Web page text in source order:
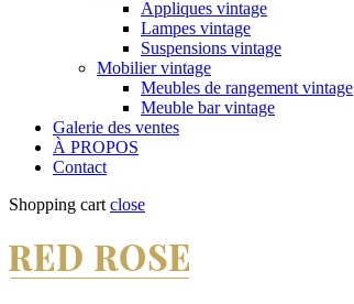
Appliques vintage
Lampes vintage
Suspensions vintage
Mobilier vintage
Meubles de rangement vintage
Meuble bar vintage
Galerie des ventes
À PROPOS
Contact
Shopping cart close